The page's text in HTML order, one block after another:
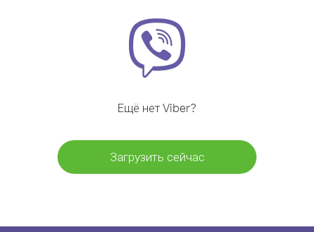
Ещё нет Viber?
Загрузить сейчас